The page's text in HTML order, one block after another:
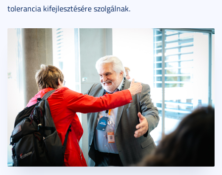
tolerancia kifejlesztésére szolgálnak.